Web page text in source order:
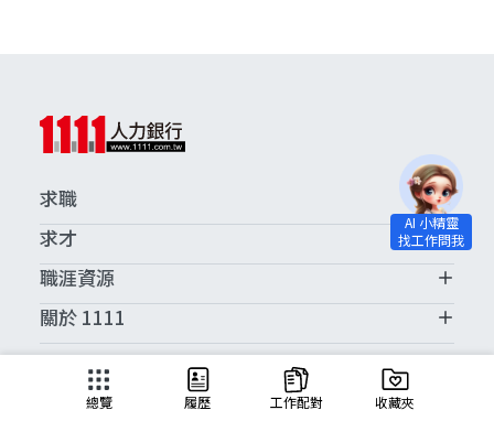
求職
求才
職涯資源
關於 1111
求職服務中心
總覽 履歷 工作配對 收藏夾